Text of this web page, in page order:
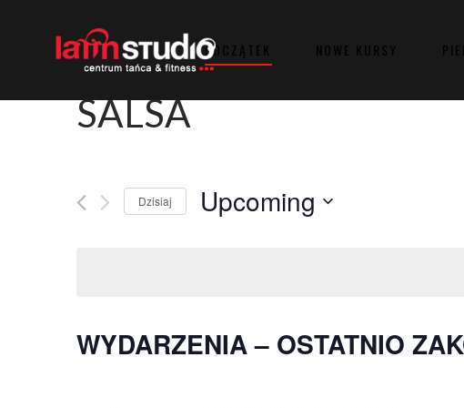
POCZĄTEK NOWE KURSY
SALSA
Dzisiaj Upcoming
WYDARZENIA – OSTATNIO